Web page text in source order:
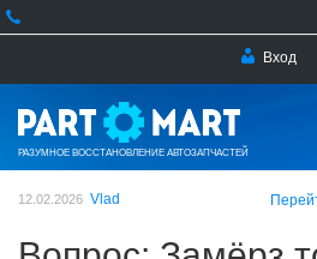
Вход
РАЗУМНОЕ ВОССТАНОВЛЕНИЕ АВТОЗАПЧАСТЕЙ
12.02.2026 Vlad